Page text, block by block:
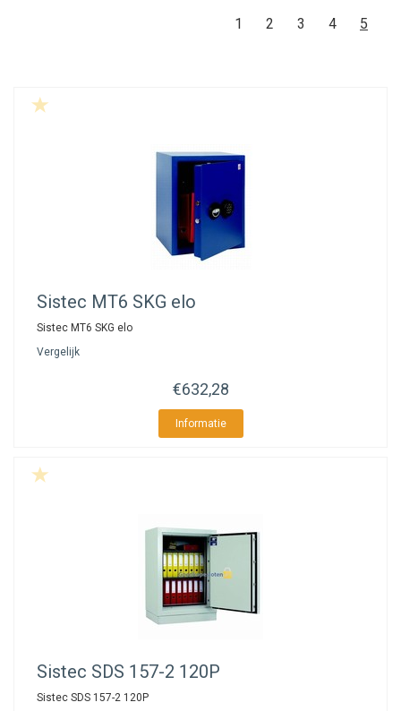
1 2 3 4 5
Sistec MT6 SKG elo
Sistec MT6 SKG elo
Vergelijk
€632,28
Informatie
Sistec SDS 157-2 120P
Sistec SDS 157-2 120P